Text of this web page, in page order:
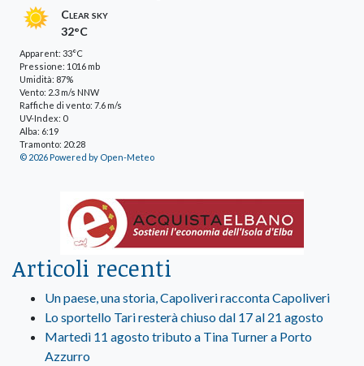
Clear sky
32°C
Apparent: 33°C
Pressione: 1016 mb
Umidità: 87%
Vento: 2.3 m/s NNW
Raffiche di vento: 7.6 m/s
UV-Index: 0
Alba: 6:19
Tramonto: 20:28
© 2026 Powered by Open-Meteo
Articoli recenti
Un paese, una storia, Capoliveri racconta Capoliveri
Lo sportello Tari resterà chiuso dal 17 al 21 agosto
Martedì 11 agosto tributo a Tina Turner a Porto
Azzurro